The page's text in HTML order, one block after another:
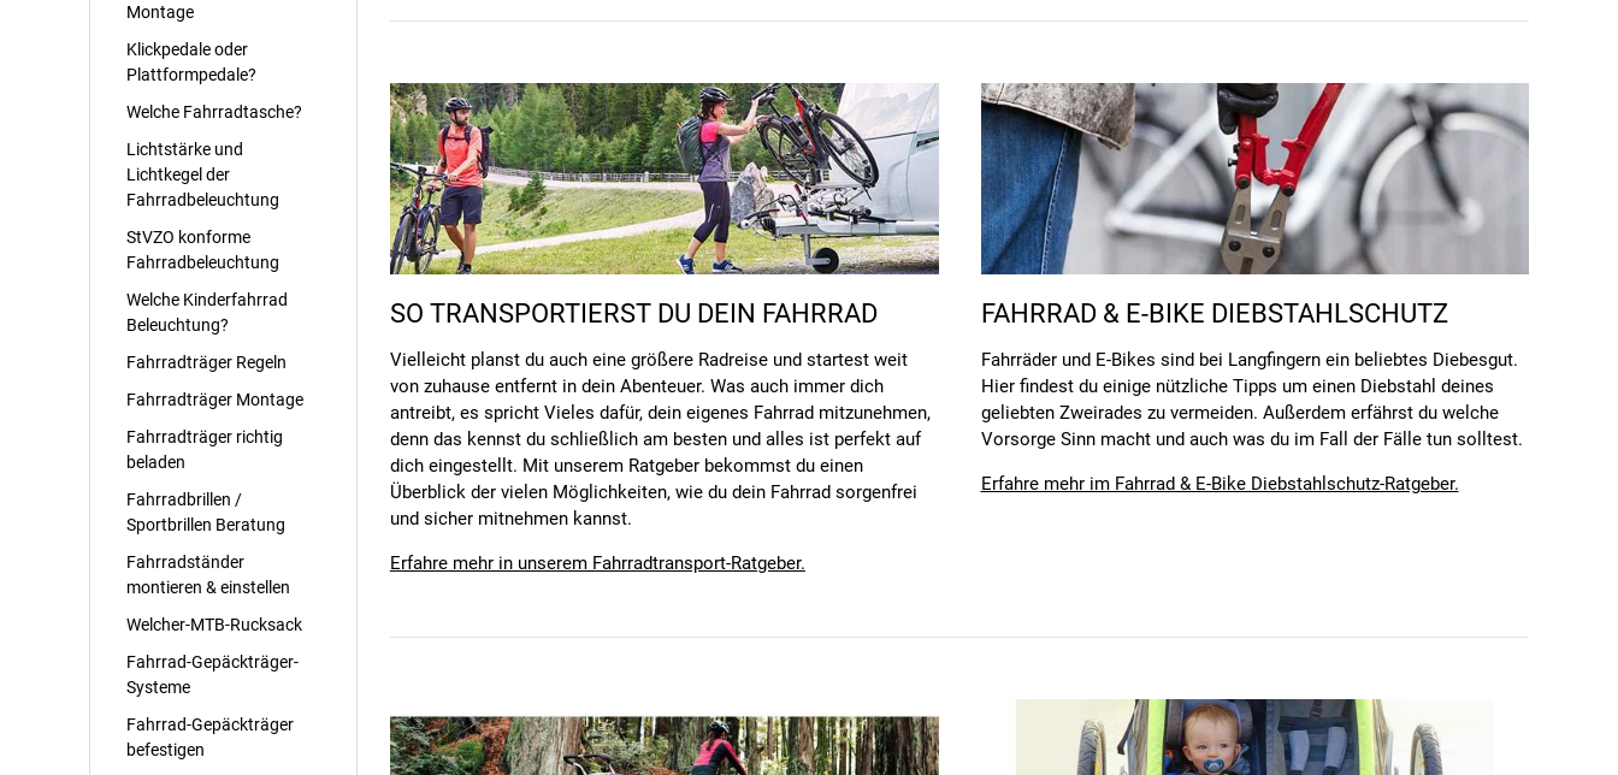
Montage
Klickpedale oder
Plattformpedale?
Welche Fahrradtasche?
Lichtstärke und
Lichtkegel der
Fahrradbeleuchtung
StVZO konforme
Fahrradbeleuchtung
Welche Kinderfahrrad
Beleuchtung?
Fahrradträger Regeln
Fahrradträger Montage
Fahrradträger richtig
beladen
Fahrradbrillen /
Sportbrillen Beratung
Fahrradständer
montieren & einstellen
Welcher-MTB-Rucksack
Fahrrad-Gepäckträger-
Systeme
Fahrrad-Gepäckträger
befestigen
SO TRANSPORTIERST DU DEIN FAHRRAD
Vielleicht planst du auch eine größere Radreise und startest weit
von zuhause entfernt in dein Abenteuer. Was auch immer dich
antreibt, es spricht Vieles dafür, dein eigenes Fahrrad mitzunehmen,
denn das kennst du schließlich am besten und alles ist perfekt auf
dich eingestellt. Mit unserem Ratgeber bekommst du einen
Überblick der vielen Möglichkeiten, wie du dein Fahrrad sorgenfrei
und sicher mitnehmen kannst.
Erfahre mehr in unserem Fahrradtransport-Ratgeber.
FAHRRAD & E-BIKE DIEBSTAHLSCHUTZ
Fahrräder und E-Bikes sind bei Langfingern ein beliebtes Diebesgut.
Hier findest du einige nützliche Tipps um einen Diebstahl deines
geliebten Zweirades zu vermeiden. Außerdem erfährst du welche
Vorsorge Sinn macht und auch was du im Fall der Fälle tun solltest.
Erfahre mehr im Fahrrad & E-Bike Diebstahlschutz-Ratgeber.